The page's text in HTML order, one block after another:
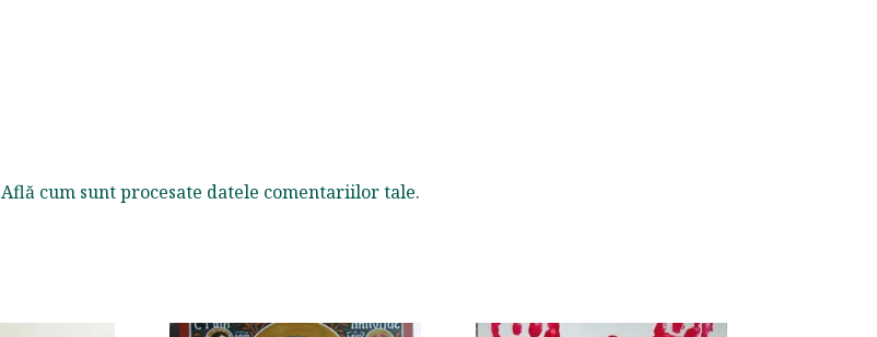
Află cum sunt procesate datele comentariilor tale.